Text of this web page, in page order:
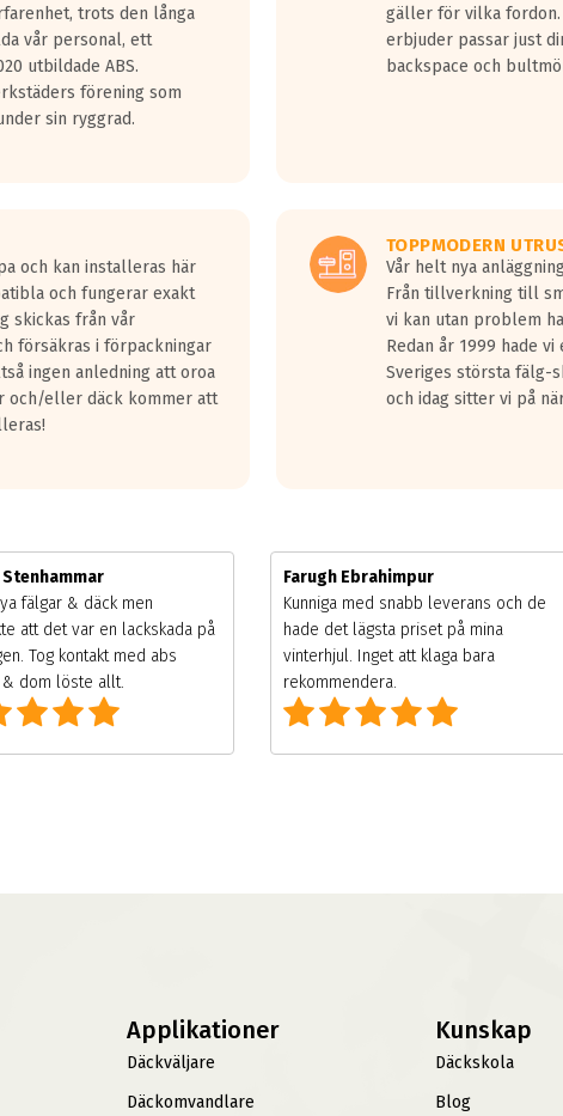
överträffa motorljudet.
ett däck med vågar. Hög bullernivå markeras med svarta vågor
kraven som finns i dagsläget, men är inte längre tillåtna enligt nya
trots den långa
vår personal, ett
utbildade ABS.
förening som
sin ryggrad.
gäller för vilka fordon.
erbjuder passar just
backspace och
och kan installeras här
och fungerar exakt
skickas från vår
försäkras i förpackningar
ingen anledning att oroa
och/eller däck kommer att
TOPPMODERN
Vår helt nya
Från tillverkning till
vi kan utan problem
Redan år 1999 hade
Sveriges största fälg-
och idag sitter vi på
Stenhammar
fälgar & däck men
att det var en lackskada på
Tog kontakt med abs
dom löste allt.
Farugh Ebrahimpur
Kunniga med snabb leverans och de
hade det lägsta priset på mina
vinterhjul. Inget att klaga bara
rekommendera.
Applikationer
Däckväljare
Däckomvandlare
Kunskap
Däckskola
Blog